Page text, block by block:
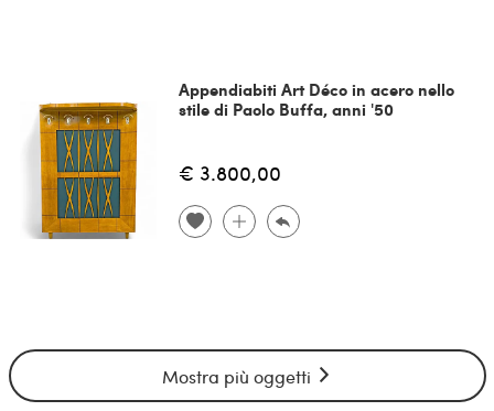
Appendiabiti Art Déco in acero nello
stile di Paolo Buffa, anni '50
€ 3.800,00
Mostra più oggetti